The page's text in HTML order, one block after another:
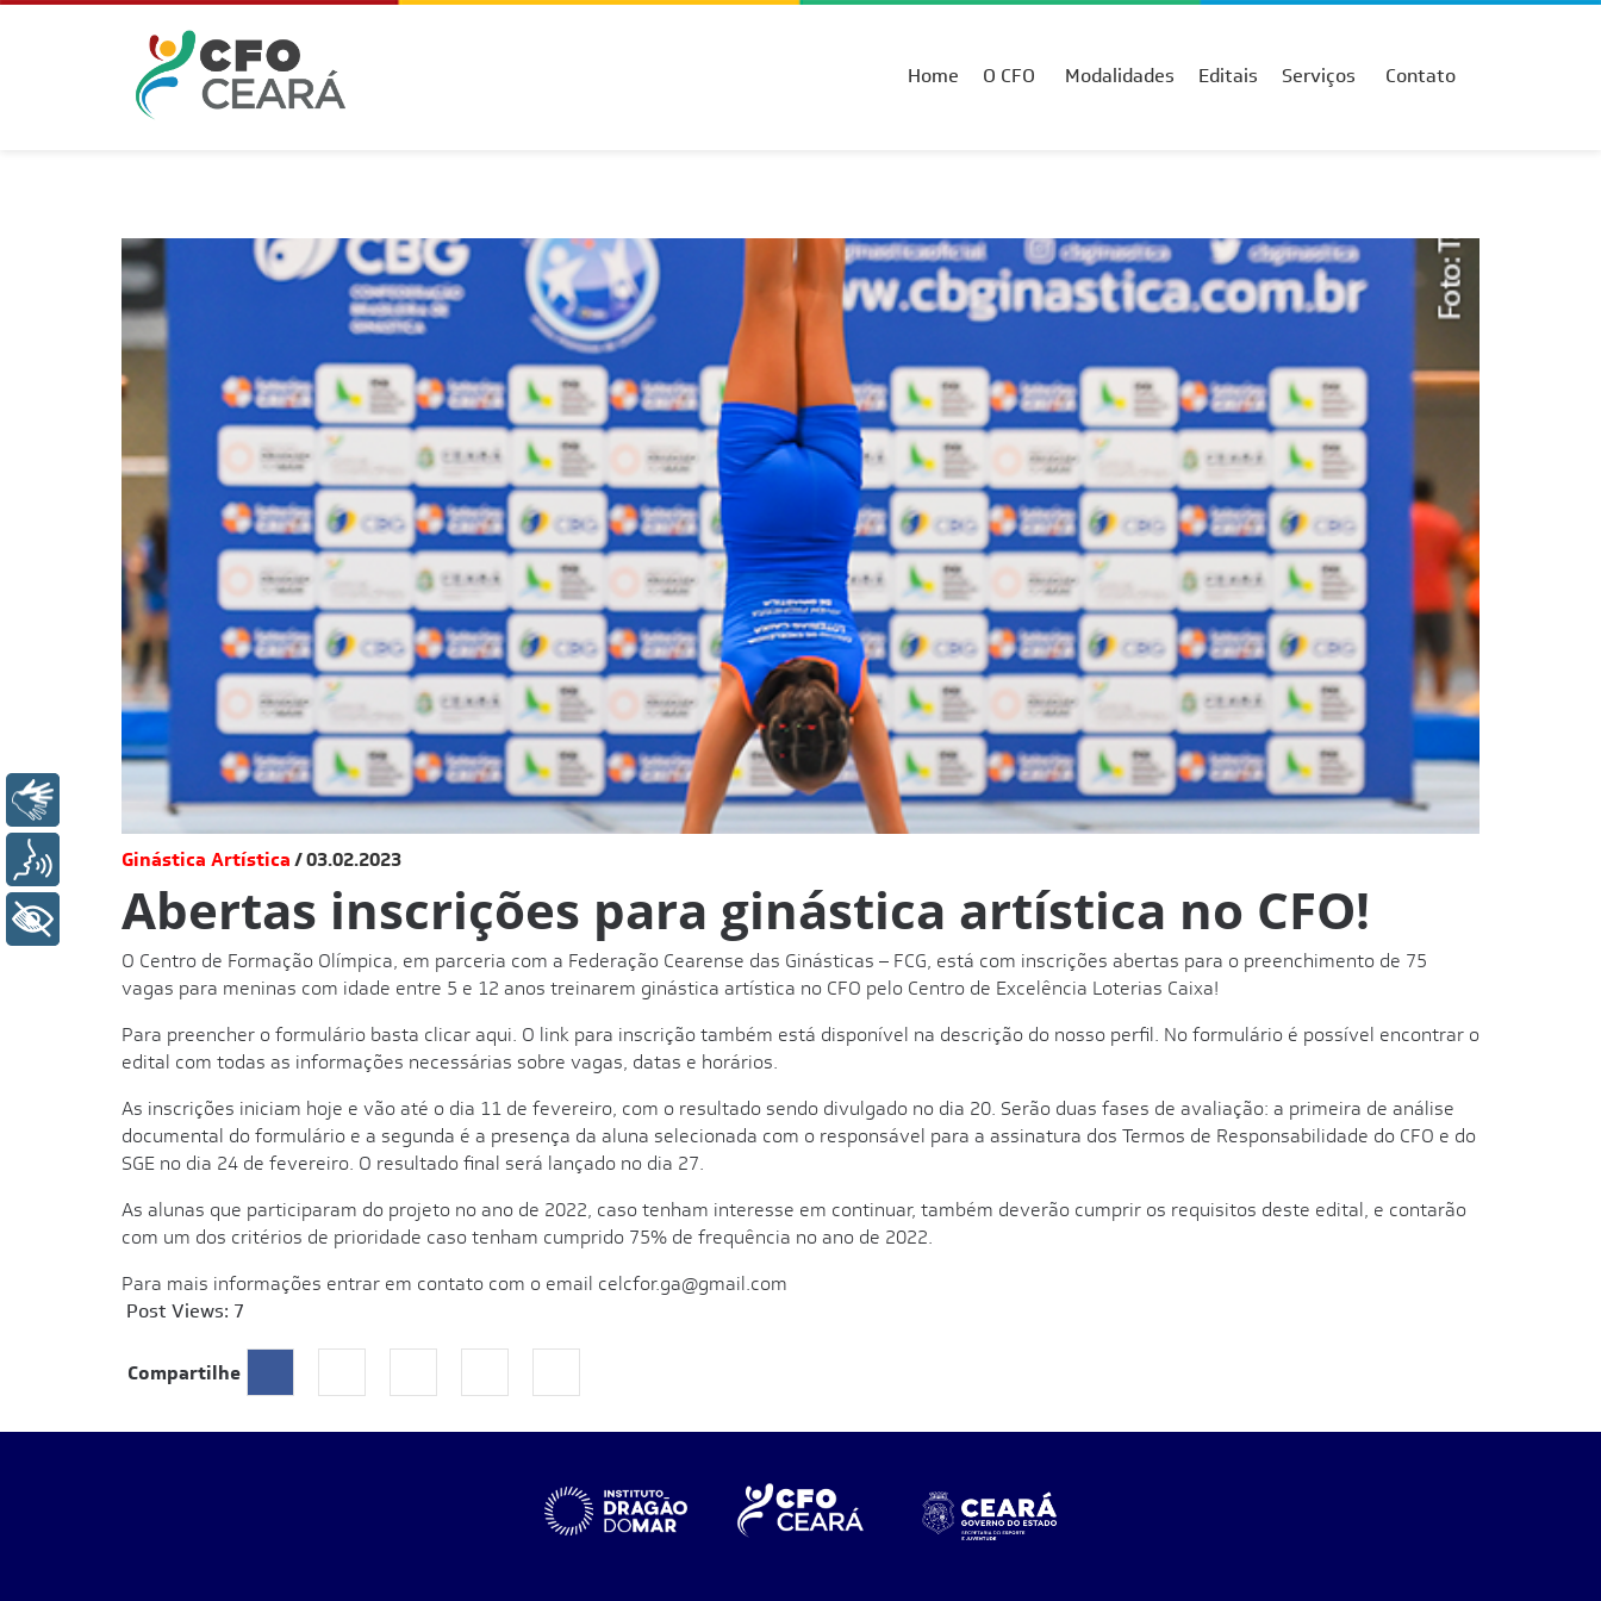
Home O CFO Modalidades Editais Serviços Contato
Ginástica Artística 03.02.2023
Abertas inscrições para ginástica artística no CFO!
O Centro de Formação Olímpica, em parceria com a Federação Cearense das Ginásticas – FCG, está com inscrições abertas para o preenchimento de 75
vagas para meninas com idade entre 5 e 12 anos treinarem ginástica artística no CFO pelo Centro de Excelência Loterias Caixa!
Para preencher o formulário basta clicar aqui. O link para inscrição também está disponível na descrição do nosso perfil. No formulário é possível encontrar o
edital com todas as informações necessárias sobre vagas, datas e horários.
As inscrições iniciam hoje e vão até o dia 11 de fevereiro, com o resultado sendo divulgado no dia 20. Serão duas fases de avaliação: a primeira de análise
documental do formulário e a segunda é a presença da aluna selecionada com o responsável para a assinatura dos Termos de Responsabilidade do CFO e do
SGE no dia 24 de fevereiro. O resultado final será lançado no dia 27.
As alunas que participaram do projeto no ano de 2022, caso tenham interesse em continuar, também deverão cumprir os requisitos deste edital, e contarão
com um dos critérios de prioridade caso tenham cumprido 75% de frequência no ano de 2022.
Para mais informações entrar em contato com o email celcfor.ga@gmail.com
Post Views: 7
Compartilhe
+ Acessibilidade